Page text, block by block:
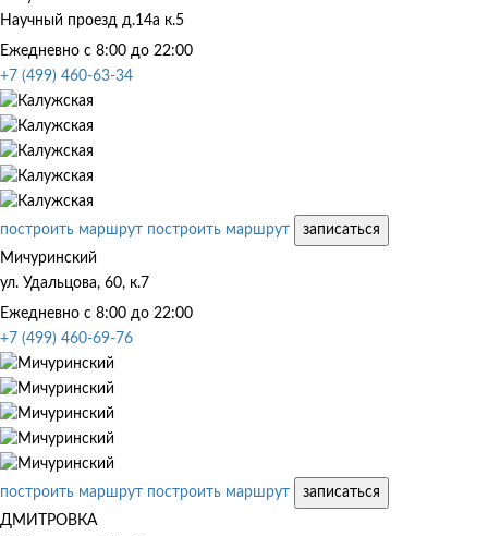
Научный проезд д.14а к.5
Ежедневно с 8:00 до 22:00
+7 (499) 460-63-34
построить маршрут построить маршрут
записаться
Мичуринский
ул. Удальцова, 60, к.7
Ежедневно с 8:00 до 22:00
+7 (499) 460-69-76
построить маршрут построить маршрут
записаться
ДМИТРОВКА